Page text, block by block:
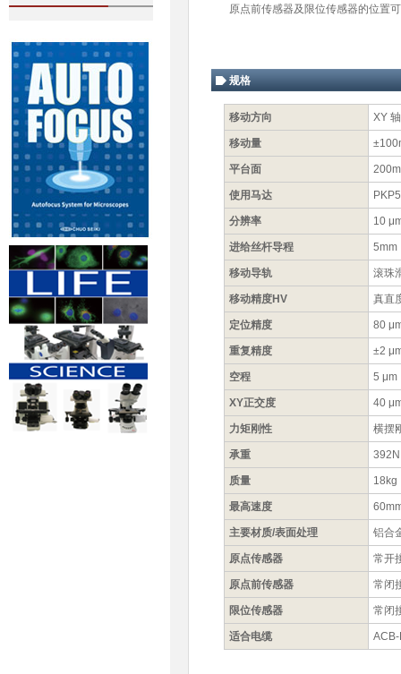
原点前传感器及限位传感器的位置
规格
移动方向 XY
移动量
平台面
使用马达
分辨率 10
进给丝杆导程 5mm
移动导轨 滚珠
移动精度HV 真直
定位精度 80
重复精度 ±2
空程 5 μm
XY正交度 40
力矩刚性 横摆
承重
质量 18kg
最高速度
主要材质/表面处理 铝合
原点传感器 常开
原点前传感器 常闭
限位传感器 常闭
适合电缆